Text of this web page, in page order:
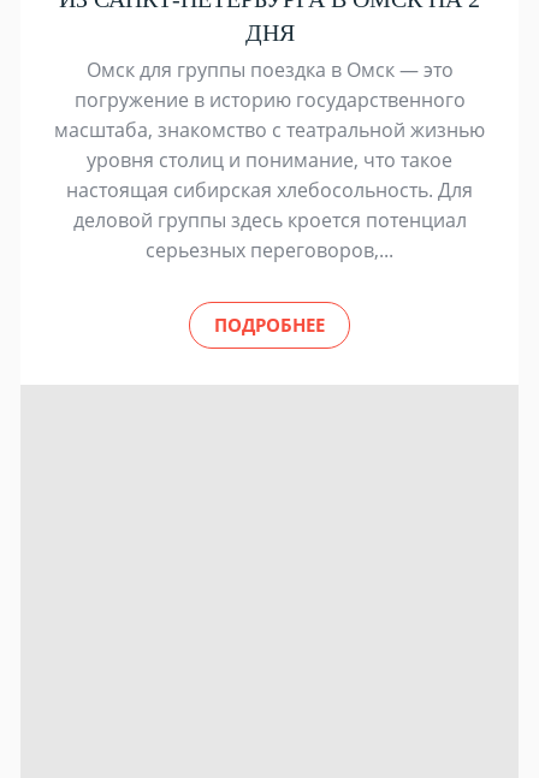
ДНЯ
Омск для группы поездка в Омск — это
погружение в историю государственного
масштаба, знакомство с театральной жизнью
уровня столиц и понимание, что такое
настоящая сибирская хлебосольность. Для
деловой группы здесь кроется потенциал
серьезных переговоров,...
ПОДРОБНЕЕ